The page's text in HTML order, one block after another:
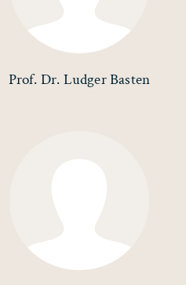
Prof. Dr. Ludger Basten